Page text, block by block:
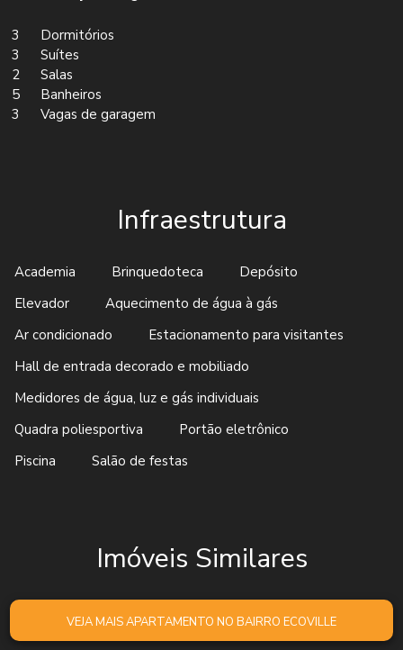
3
Dormitórios
3
Suítes
2
Salas
5
Banheiros
3
Vagas de garagem
Infraestrutura
Academia Brinquedoteca
Depósito
Elevador
Aquecimento de água à gás
Ar condicionado
Estacionamento para visitantes
Hall de entrada decorado e mobiliado
Medidores de água, luz e gás individuais
Quadra poliesportiva
Portão eletrônico
Piscina
Salão de festas
Imóveis Similares
VEJA MAIS APARTAMENTO NO BAIRRO ECOVILLE